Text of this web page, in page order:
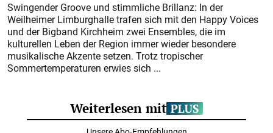
Swingender Groove und stimmliche Brillanz: In der
Weilheimer Limburghalle trafen sich mit den Happy Voices
und der Bigband Kirchheim zwei Ensembles, die im
kulturellen Leben der Region immer wieder besondere
musikalische Akzente setzen. Trotz tropischer
Sommertemperaturen erwies sich ...